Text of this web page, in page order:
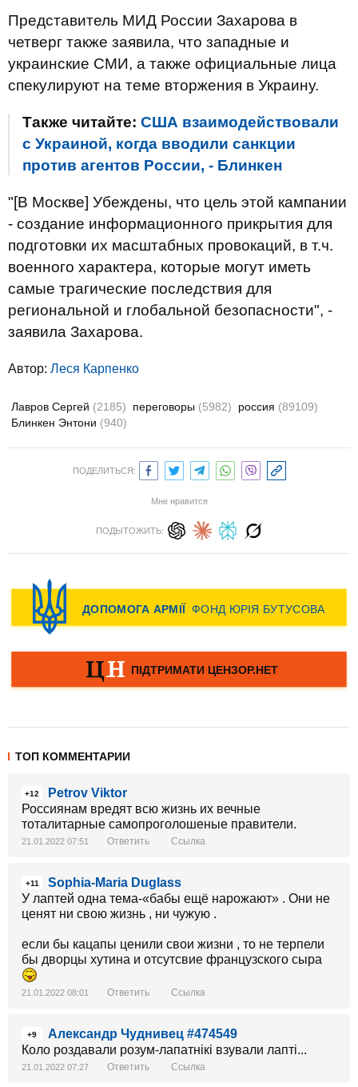
Представитель МИД России Захарова в
четверг также заявила, что западные и
украинские СМИ, а также официальные лица
спекулируют на теме вторжения в Украину.
Также читайте: США взаимодействовали
с Украиной, когда вводили санкции
против агентов России, - Блинкен
"[В Москве] Убеждены, что цель этой кампании
- создание информационного прикрытия для
подготовки их масштабных провокаций, в т.ч.
военного характера, которые могут иметь
самые трагические последствия для
региональной и глобальной безопасности", -
заявила Захарова.
Автор: Леся Карпенко
Лавров Сергей (2185) переговоры (5982) россия (89109)
Блинкен Энтони (940)
ПОДЕЛИТЬСЯ:
Мне нравится
ПОДЫТОЖИТЬ:
ТОП КОММЕНТАРИИ
+12
Petrov Viktor
Россиянам вредят всю жизнь их вечные
тоталитарные самопроголошеные правители.
21.01.2022 07:51 Ответить Ссылка
+11
Sophia-Maria Duglass
У лаптей одна тема-«бабы ещё нарожают» . Они не
ценят ни свою жизнь , ни чужую .
если бы кацапы ценили свои жизни , то не терпели
бы дворцы хутина и отсутсвие французского сыра
21.01.2022 08:01 Ответить Ссылка
+9
Александр Чуднивец #474549
Коло роздавали розум-лапатнікі взували лапті...
21.01.2022 07:27 Ответить Ссылка